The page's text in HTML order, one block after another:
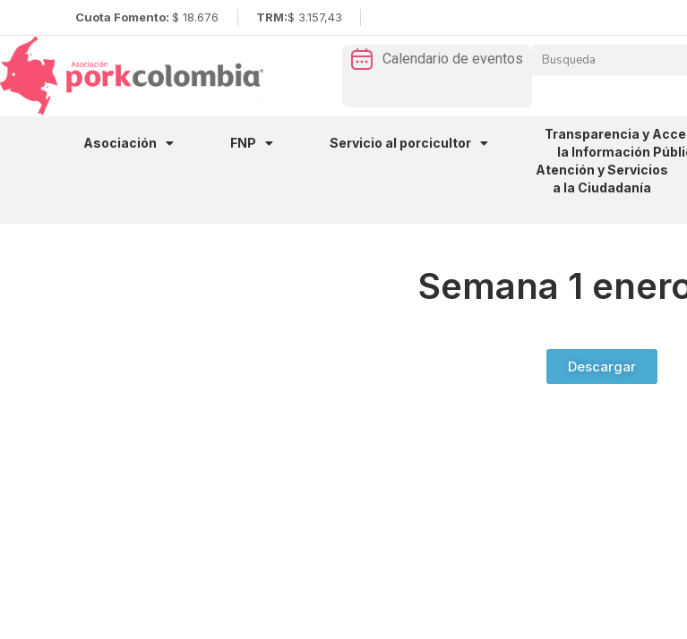
Cuota Fomento: $ 18.676 TRM:$ 3.157,43
Calendario de eventos
Asociación FNP Servicio al porcicultor
Transparencia y
la Información
Atención y Servicios
a la Ciudadanía
Semana 1
Descargar